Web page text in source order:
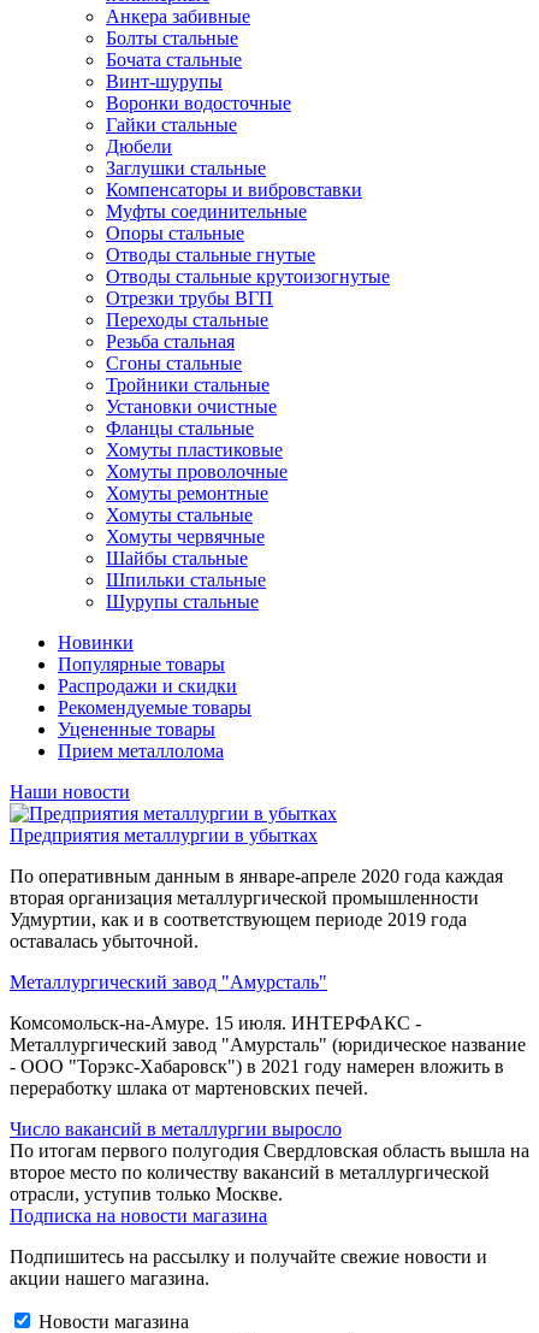
Анкера забивные
Болты стальные
Бочата стальные
Винт-шурупы
Воронки водосточные
Гайки стальные
Дюбели
Заглушки стальные
Компенсаторы и вибровставки
Муфты соединительные
Опоры стальные
Отводы стальные гнутые
Отводы стальные крутоизогнутые
Отрезки трубы ВГП
Переходы стальные
Резьба стальная
Сгоны стальные
Тройники стальные
Установки очистные
Фланцы стальные
Хомуты пластиковые
Хомуты проволочные
Хомуты ремонтные
Хомуты стальные
Хомуты червячные
Шайбы стальные
Шпильки стальные
Шурупы стальные
Новинки
Популярные товары
Распродажи и скидки
Рекомендуемые товары
Уцененные товары
Прием металлолома
Наши новости
Предприятия металлургии в убытках
По оперативным данным в январе-апреле 2020 года каждая
вторая организация металлургической промышленности
Удмуртии, как и в соответствующем периоде 2019 года
оставалась убыточной.
Металлургический завод "Амурсталь"
Комсомольск-на-Амуре. 15 июля. ИНТЕРФАКС -
Металлургический завод "Амурсталь" (юридическое название
- ООО "Торэкс-Хабаровск") в 2021 году намерен вложить в
переработку шлака от мартеновских печей.
Число вакансий в металлургии выросло
По итогам первого полугодия Свердловская область вышла на
второе место по количеству вакансий в металлургической
отрасли, уступив только Москве.
Подписка на новости магазина
Подпишитесь на рассылку и получайте свежие новости и
акции нашего магазина.
Новости магазина